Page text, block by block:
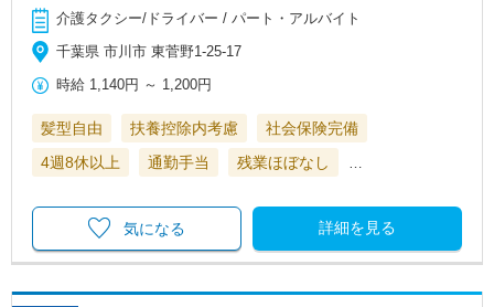
介護タクシー/ドライバー / パート・アルバイト
千葉県 市川市 東菅野1-25-17
時給 1,140円 ～ 1,200円
髪型自由 扶養控除内考慮
社会保険完備
4週8休以上
通勤手当 残業ほぼなし
詳細を見る
気になる